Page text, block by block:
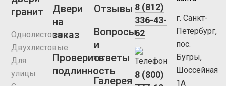
гранит
Однолистовые
Двухлистовые
Для
улицы
Двери
на
заказ
Проверить
подлинность
Отзывы
Вопросы
и
ответы
Галерея
8 (812)
336-43-
62
8 (800)
г. Санкт-
Петербург,
пос.
Бугры,
Шоссейная
1А